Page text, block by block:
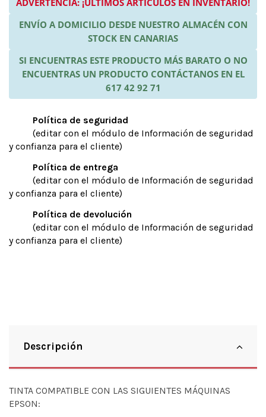
ADVERTENCIA: ¡ÚLTIMOS ARTÍCULOS EN INVENTARIO!
ENVÍO A DOMICILIO DESDE NUESTRO ALMACÉN CON
STOCK EN CANARIAS
SI ENCUENTRAS ESTE PRODUCTO MÁS BARATO O NO
ENCUENTRAS UN PRODUCTO CONTÁCTANOS EN EL
617 42 92 71
Política de seguridad
(editar con el módulo de Información de seguridad
y confianza para el cliente)
Política de entrega
(editar con el módulo de Información de seguridad
y confianza para el cliente)
Política de devolución
(editar con el módulo de Información de seguridad
y confianza para el cliente)
Descripción
TINTA COMPATIBLE CON LAS SIGUIENTES MÁQUINAS
EPSON: